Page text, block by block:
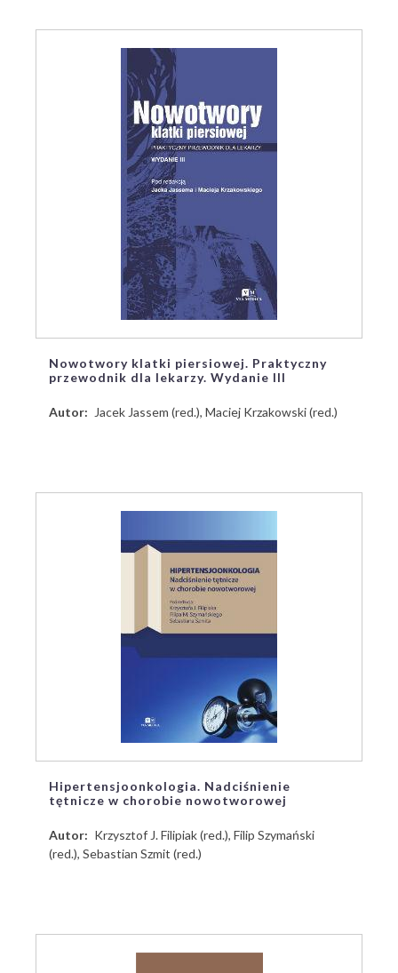
Nowotwory klatki piersiowej. Praktyczny
przewodnik dla lekarzy. Wydanie III
Autor Jacek Jassem (red.), Maciej Krzakowski (red.)
Hipertensjoonkologia. Nadciśnienie
tętnicze w chorobie nowotworowej
Autor
Krzysztof J. Filipiak (red.), Filip Szymański
(red.), Sebastian Szmit (red.)